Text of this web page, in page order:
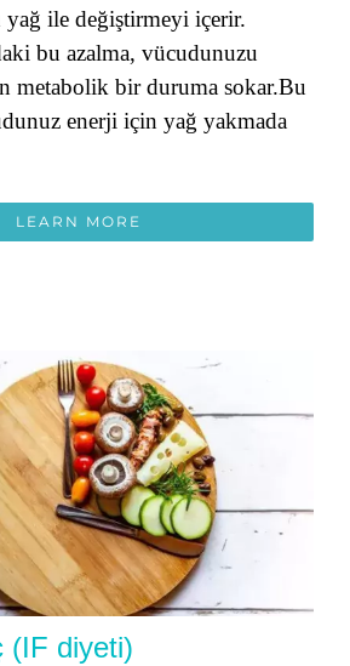
yağ ile değiştirmeyi içerir.
bu azalma, vücudunuzu
metabolik bir duruma sokar.Bu
enerji için yağ yakmada
LEARN MORE
(IF diyeti)